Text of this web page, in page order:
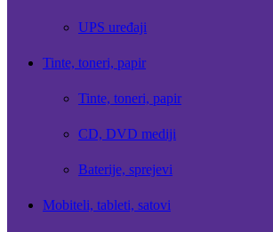
UPS uređaji
Tinte, toneri, papir
Tinte, toneri, papir
CD, DVD mediji
Baterije, sprejevi
Mobiteli, tableti, satovi